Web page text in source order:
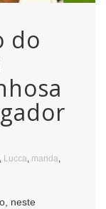
do
Lucca manda
neste